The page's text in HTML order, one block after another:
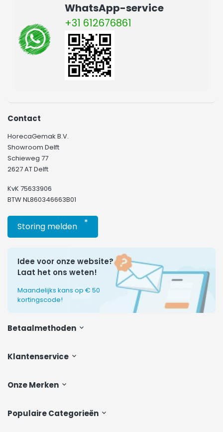
WhatsApp-service
+31 612676861
Klantenservice
Onze Merken
Populaire Categorieën
Contact
HorecaGemak B.V.
Showroom Delft
Schieweg 77
2627 AT Delft
KvK 75633906
BTW NL860346663B01
Storing melden *
Idee voor onze website?
Laat het ons weten!
Maandelijks kans op € 50
kortingscode!
Betaalmethoden